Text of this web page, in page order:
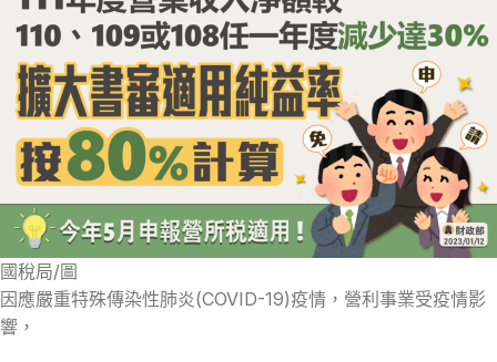
國稅局/圖
因應嚴重特殊傳染性肺炎(COVID-19)疫情，營利事業受疫情影
響，